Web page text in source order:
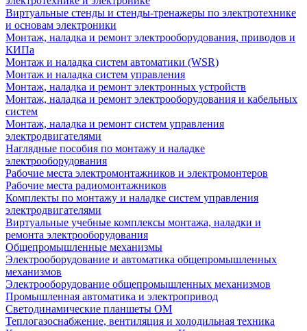
Виртуальные стенды и стенды-тренажеры по электротехнике
и основам электроники
Монтаж, наладка и ремонт электрооборудования, приводов и
КИПа
Монтаж и наладка систем автоматики (WSR)
Монтаж и наладка систем управления
Монтаж, наладка и ремонт электронных устройств
Монтаж, наладка и ремонт электрооборудования и кабельных
систем
Монтаж, наладка и ремонт систем управления
электродвигателями
Наглядные пособия по монтажу и наладке
электрооборудования
Рабочие места электромонтажников и электромонтеров
Рабочие места радиомонтажников
Комплекты по монтажу и наладке систем управления
электродвигателями
Виртуальные учебные комплексы монтажа, наладки и
ремонта электрооборудования
Общепромышленные механизмы
Электрооборудование и автоматика общепромышленных
механизмов
Электрооборудование общепромышленных механизмов
Промышленная автоматика и электропривод
Светодинамические планшеты ОМ
Теплогазоснабжение, вентиляция и холодильная техника